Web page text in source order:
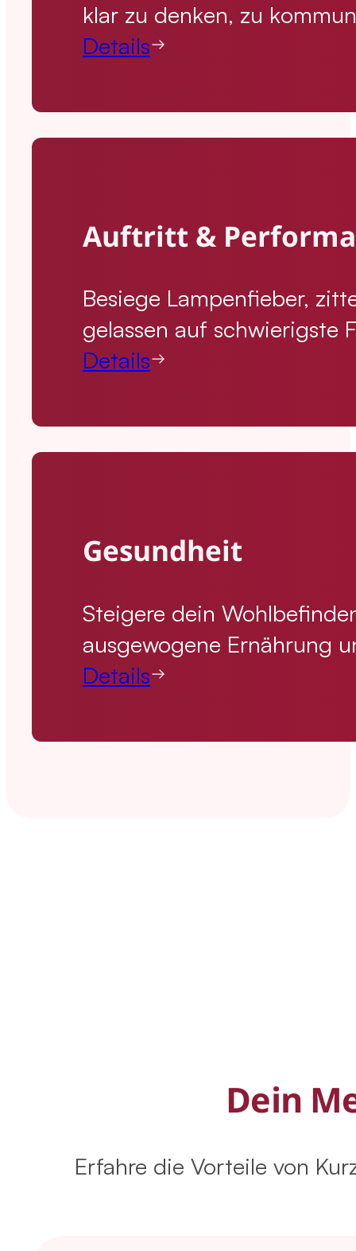
klar zu denken, zu
Details
Auftritt &
Besiege Lampenfieber,
gelassen auf schwierigste
Details
Gesundheit
Steigere dein
ausgewogene Ernährung
Details
Dein
Erfahre die Vorteile von